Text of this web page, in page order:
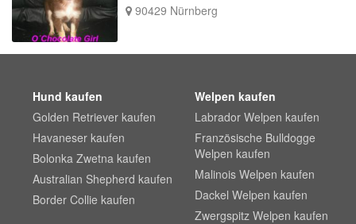
90429 Nürnberg
Hund kaufen
Golden Retriever kaufen
Havaneser kaufen
Bolonka Zwetna kaufen
Australian Shepherd kaufen
Border Collie kaufen
Welpen kaufen
Labrador Welpen kaufen
Französische Bulldogge
Welpen kaufen
Malinois Welpen kaufen
Dackel Welpen kaufen
Zwergspitz Welpen kaufen